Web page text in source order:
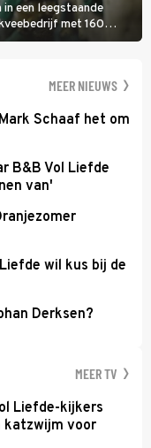
een leegstaande
met 160
Natura 2000-gebied
MEER NIEUWS
Schaaf het om
B&B Vol Liefde
van'
wil kus bij de
Derksen?
MEER TV
Liefde-kijkers
katzwijm voor